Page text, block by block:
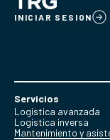
INICIAR SESION
Servicios
Logística avanzada
Logística inversa
Mantenimiento y